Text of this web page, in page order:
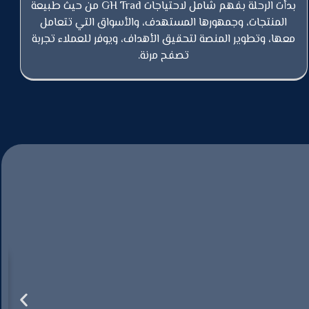
بدأت الرحلة بفهم شامل لاحتياجات GH Trad من حيث طبيعة
المنتجات، وجمهورها المستهدف، والأسواق التي تتعامل
معها، وتطوير المنصة لتحقيق الأهداف، ويوفر للعملاء تجربة
تصفح مرنة.